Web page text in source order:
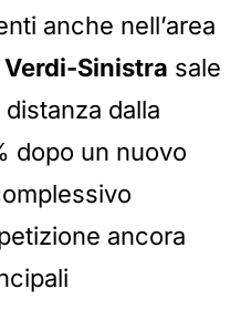
anche nell’area
Sinistra sale
dalla
dopo un nuovo
ancora